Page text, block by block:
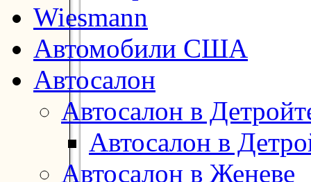
Wiesmann
Автомобили США
Автосалон
Автосалон в
Автосалон в
Автосалон в Женеве